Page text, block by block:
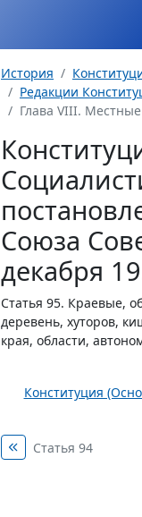
История
Редакции
Глава VIII. Местные
Союза
декабря
Статья 95. Краевые,
деревень, хуторов,
края, области,
Конституция
Статья 94